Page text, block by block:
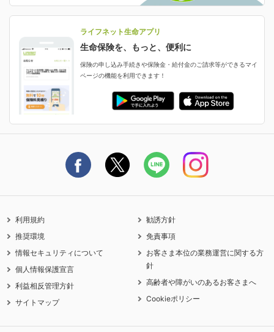
評判・口コミ
ご契約者さまに聞きました！
申し込みガイド
ご契約の流れと必要書類
保険料の支払い方法
認知症・MCIに備える
ご契約者さま向け各種お手続き・サービス
保険金・給付金のご請求
生命保険料控除に関するご案内
採用情報
生命保険マニフェスト
ライフネット生命のCMページ
ライフネット生命公式note
資料請求
ライフネット生命アプリ
生命保険を、もっと、便利に
保険の申し込み手続きや保険金・給付金のご請求等ができるマイ
ページの機能を利用できます！
利用規約
推奨環境
情報セキュリティについて
個人情報保護宣言
利益相反管理方針
サイトマップ
勧誘方針
免責事項
お客さま本位の業務運営に関する方
針
高齢者や障がいのあるお客さまへ
Cookieポリシー